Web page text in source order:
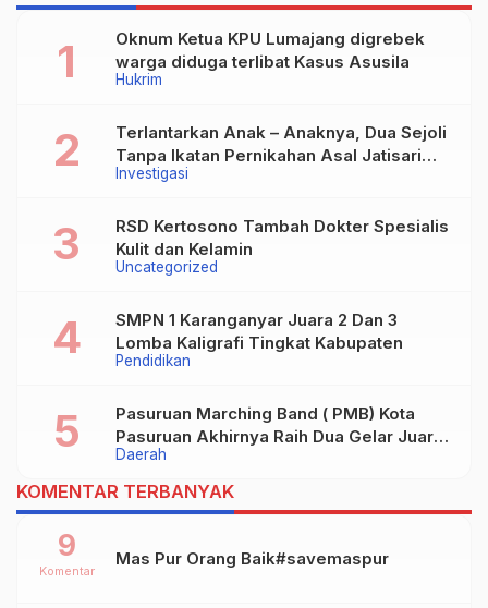
Hukrim
Oknum Ketua KPU Lumajang digrebek
warga diduga terlibat Kasus Asusila
Investigasi
Terlantarkan Anak – Anaknya, Dua Sejoli
Tanpa Ikatan Pernikahan Asal Jatisari
Kecamatan Geger Madiun dan Maospati
Uncategorized
RSD Kertosono Tambah Dokter Spesialis
Kulit dan Kelamin
Pendidikan
SMPN 1 Karanganyar Juara 2 Dan 3
Lomba Kaligrafi Tingkat Kabupaten
Daerah
Pasuruan Marching Band ( PMB) Kota
Pasuruan Akhirnya Raih Dua Gelar Juara
Dalam Kejurprov Jatim 2024
KOMENTAR TERBANYAK
Mas Pur Orang Baik#savemaspur
9
Komentar